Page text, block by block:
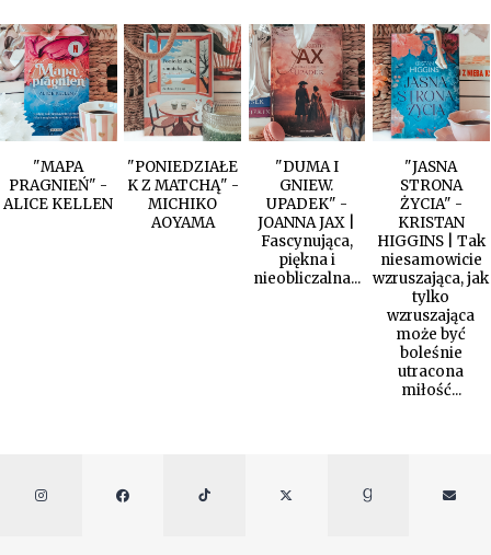
"MAPA
PRAGNIEŃ" -
ALICE KELLEN
"PONIEDZIAŁE
K Z MATCHĄ" -
MICHIKO
AOYAMA
"DUMA I
GNIEW.
UPADEK" -
JOANNA JAX |
Fascynująca,
piękna i
nieobliczalna...
"JASNA
STRONA
ŻYCIA" -
KRISTAN
HIGGINS | Tak
niesamowicie
wzruszająca, jak
tylko
wzruszająca
może być
boleśnie
utracona
miłość...